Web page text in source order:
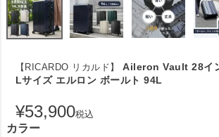
【RICARDO リカルド】
Aileron Vault 28イ
Lサイズ エルロン ボールト 94L
¥53,900税込
カラー